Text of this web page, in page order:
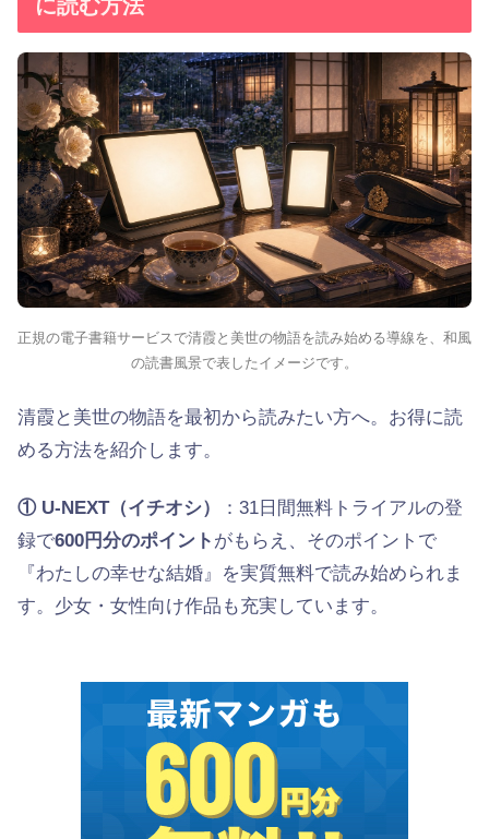
に読む方法
正規の電子書籍サービスで清霞と美世の物語を読み始める導線を、和風
の読書風景で表したイメージです。
清霞と美世の物語を最初から読みたい方へ。お得に読
める方法を紹介します。
① U-NEXT（イチオシ）
：31日間無料トライアルの登
録で600円分のポイント がもらえ、そのポイントで
『わたしの幸せな結婚』を実質無料で読み始められま
す。少女・女性向け作品も充実しています。